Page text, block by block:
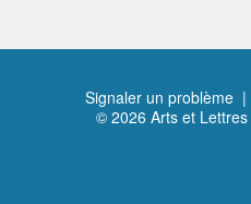
Signaler un problème |
© 2026 Arts et Lettres